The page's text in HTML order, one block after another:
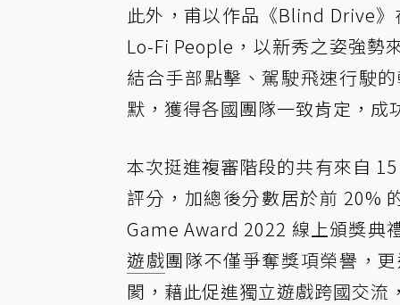
此外，甫以作品《Blind Drive
Lo-Fi People，以新秀之姿強勢
結合手部點擊、駕駛飛速行駛
默，獲得各國團隊一致肯定，
本次挺進複審階段的共有來自
評分，加總後分數居於前 20%
Game Award 2022 線上頒獎典
遊戲團隊不僅爭奪獎項榮譽，
閡，藉此促進獨立遊戲跨國交流